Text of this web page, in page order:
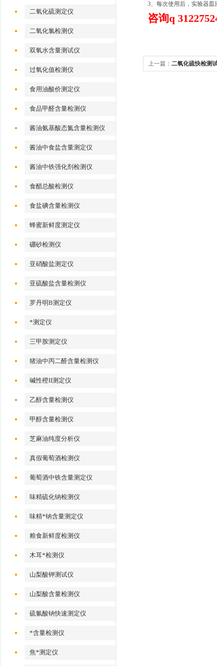
二氧化硫测定仪
二氧化氯检测仪
双氧水含量测试仪
过氧化值检测仪
食用油酸价测定仪
食品甲醛含量检测仪
酱油氨基酸态氮含量检测仪
酱油中食盐含量测定仪
酱油中铁强化剂检测仪
食醋总酸检测仪
食盐碘含量检测仪
蜂蜜新鲜度测定仪
硼砂检测仪
亚硝酸盐测定仪
亚硫酸盐含量检测仪
罗丹明B测定仪
*测定仪
三甲胺测定仪
猪油中丙二醛含量检测仪
碱性橙II测定仪
乙醇含量检测仪
甲醇含量检测仪
芝麻油纯度分析仪
真假葡萄酒检测仪
葡萄酒中铁含量测定仪
味精硫化钠检测仪
味精*钠含量测定仪
粮食新鲜度检测仪
木耳*检测仪
山梨酸钾测试仪
山梨酸含量检测仪
硫氰酸钠快速测定仪
*含量检测仪
焦*测定仪
3、每次使用后，实验器
咨询q
上一篇： 二氧化硫快检测